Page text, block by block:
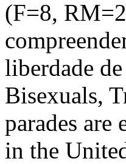
(F=8,
liberdade
Bisexuals,
parades
in the